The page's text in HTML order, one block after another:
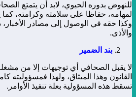
للنهوض بدوره الحيوي، لابد أن يتمتع
لمهامه، حفاظا على سلامته وكرامته،
وكذا حقه في الوصول إلى مصادر
والأذى.
بند الضمير
لا يقبل الصحافي أي توجيهات إلا من
القانون وهذا الميثاق، ولهذا فمسؤوليته
تسقط هذه المسؤولية بعلة تنفيذ الأوامر.